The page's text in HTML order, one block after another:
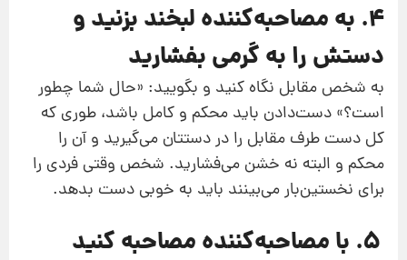
4. به مصاحبه‌کننده لبخند بزنید و
دستش را به گرمی بفشارید
به شخص مقابل نگاه کنید و بگویید: «حال شما چطور
است؟» دست‌دادن باید محکم و کامل باشد، طوری که
کل دست طرف مقابل را در دستتان می‌گیرید و آن‌ را
محکم و البته نه خشن می‌فشارید. شخص وقتی فردی را
برای نخستین‌بار می‌بینند باید به خوبی دست بدهد.